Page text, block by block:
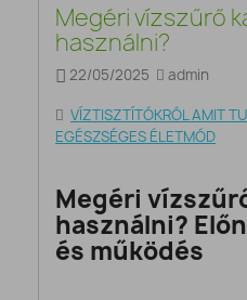
Megéri vízszűrő
használni?
22/05/2025 admin
VÍZTISZTÍTÓKRÓL AMIT
EGÉSZSÉGES ÉLETMÓD
Megéri
használni?
és működés